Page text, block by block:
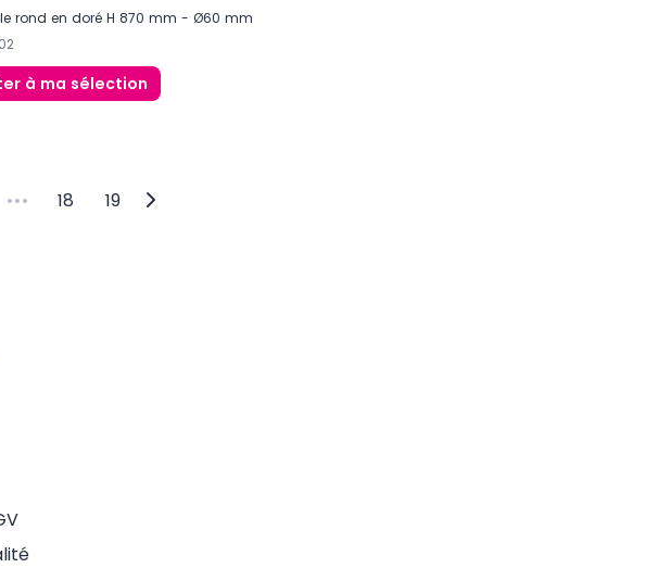
rond en doré H 870 mm - Ø60 mm
à ma sélection
18 19